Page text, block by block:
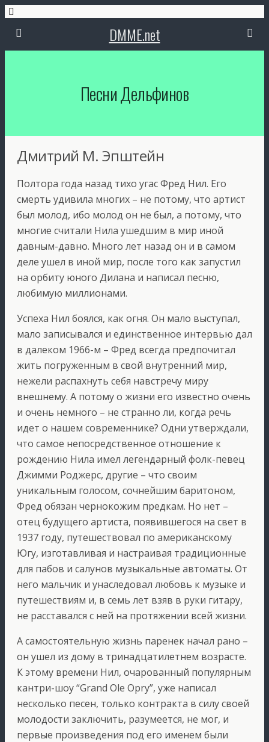
DMME.net
Песни Дельфинов
Дмитрий М. Эпштейн
Полтора года назад тихо угас Фред Нил. Его
смерть удивила многих – не потому, что артист
был молод, ибо молод он не был, а потому, что
многие считали Нила ушедшим в мир иной
давным-давно. Много лет назад он и в самом
деле ушел в иной мир, после того как запустил
на орбиту юного Дилана и написал песню,
любимую миллионами.
Успеха Нил боялся, как огня. Он мало выступал,
мало записывался и единственное интервью дал
в далеком 1966-м – Фред всегда предпочитал
жить погруженным в свой внутренний мир,
нежели распахнуть себя навстречу миру
внешнему. А потому о жизни его известно очень
и очень немного – не странно ли, когда речь
идет о нашем современнике? Одни утверждали,
что самое непосредственное отношение к
рождению Нила имел легендарный фолк-певец
Джимми Роджерс, другие – что своим
уникальным голосом, сочнейшим баритоном,
Фред обязан чернокожим предкам. Но нет –
отец будущего артиста, появившегося на свет в
1937 году, путешествовал по американскому
Югу, изготавливая и настраивая традиционные
для пабов и салунов музыкальные автоматы. От
него мальчик и унаследовал любовь к музыке и
путешествиям и, в семь лет взяв в руки гитару,
не расставался с ней на протяжении всей жизни.
А самостоятельную жизнь паренек начал рано –
он ушел из дому в тринадцатилетнем возрасте.
К этому времени Нил, очарованный популярным
кантри-шоу “Grand Ole Opry”, уже написал
несколько песен, только контракта в силу своей
молодости заключить, разумеется, не мог, и
первые произведения под его именем были